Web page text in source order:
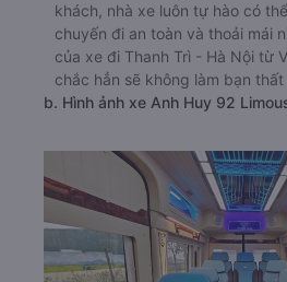
khách, nhà xe luôn tự hào có
chuyến đi an toàn và thoải mái
của xe đi Thanh Trì - Hà Nội từ
chắc hẳn sẽ không làm bạn thất
b. Hình ảnh xe Anh Huy 92